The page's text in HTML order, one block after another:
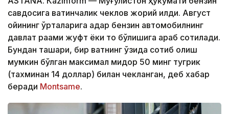
савдосига вақтинчалик чеклов жорий қилди. Август
ойининг ўрталарига қадар бензин автомобилнинг
давлат рақами жуфт ёки тоқ бўлишига қараб сотилади.
Бундан ташқари, бир вақтнинг ўзида сотиб олиш
мумкин бўлган максимал миқдор 50 минг тугрик
(тахминан 14 доллар) билан чекланган, деб хабар
беради Montsame.